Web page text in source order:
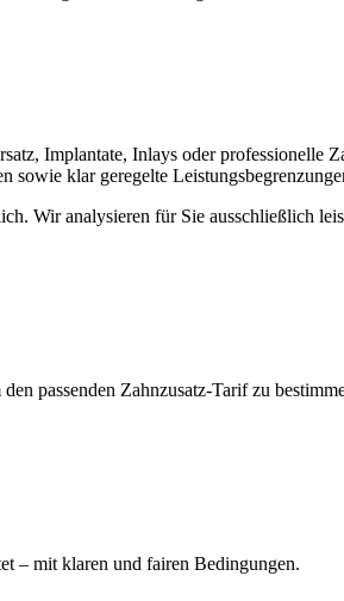
Implantate, Inlays oder professionelle
klar geregelte
Wir analysieren für Sie ausschließlich
passenden Zahnzusatz-Tarif zu
– mit klaren und fairen Bedingungen.